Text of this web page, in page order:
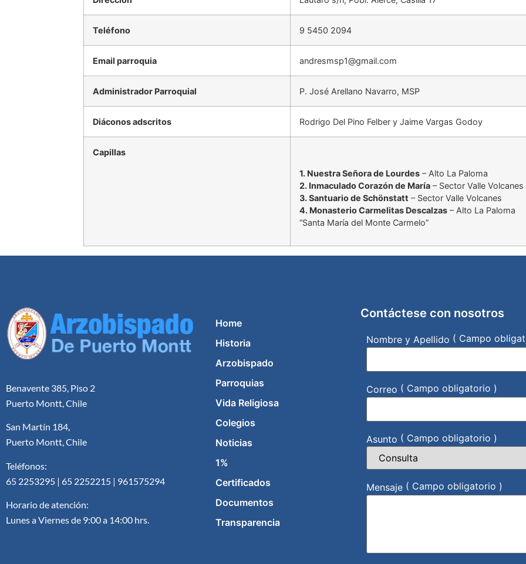
Teléfono 9 5450 2094
Email parroquia andresmsp1@gmail.com
Administrador Parroquial P. José Arellano Navarro, MSP
Diáconos adscritos Rodrigo Del Pino Felber y Jaime Vargas Godoy
Capillas
1. Nuestra Señora de Lourdes – Alto La Paloma
2. Inmaculado Corazón de María – Sector Valle Volcanes
3. Santuario de Schönstatt – Sector Valle Volcanes
4. Monasterio Carmelitas Descalzas – Alto La Paloma
“Santa María del Monte Carmelo”
Benavente 385, Piso 2
Puerto Montt, Chile
San Martín 184,
Puerto Montt, Chile
Teléfonos:
65 2253295 | 65 2252215 | 961575294
Horario de atención:
Lunes a Viernes de 9:00 a 14:00 hrs.
Home
Historia
Arzobispado
Parroquias
Vida Religiosa
Colegios
Noticias
1%
Certificados
Documentos
Transparencia
Contáctese con nosotros
Nombre y Apellido ( Campo
Correo ( Campo obligatorio )
Asunto ( Campo obligatorio )
Mensaje ( Campo obligatorio )